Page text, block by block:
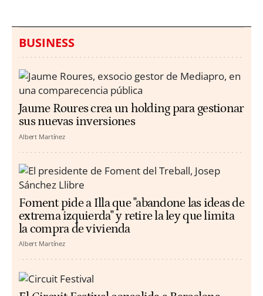
BUSINESS
Jaume Roures crea un holding para gestionar
sus nuevas inversiones
Albert Martínez
Foment pide a Illa que "abandone las ideas de
extrema izquierda" y retire la ley que limita
la compra de vivienda
Albert Martínez